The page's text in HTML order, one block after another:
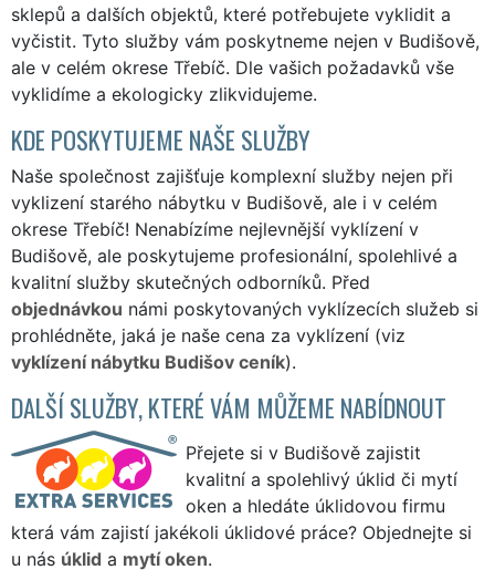
sklepů a dalších objektů, které potřebujete vyklidit a
vyčistit. Tyto služby vám poskytneme nejen v Budišově,
ale v celém okrese Třebíč. Dle vašich požadavků vše
vyklidíme a ekologicky zlikvidujeme.
KDE POSKYTUJEME NAŠE SLUŽBY
Naše společnost zajišťuje komplexní služby nejen při
vyklizení starého nábytku v Budišově, ale i v celém
okrese Třebíč! Nenabízíme nejlevnější vyklízení v
Budišově, ale poskytujeme profesionální, spolehlivé a
kvalitní služby skutečných odborníků. Před
objednávkou námi poskytovaných vyklízecích služeb si
prohlédněte, jaká je naše cena za vyklízení (viz
vyklízení nábytku Budišov ceník).
DALŠÍ SLUŽBY, KTERÉ VÁM MŮŽEME NABÍDNOUT
Přejete si v Budišově zajistit
kvalitní a spolehlivý úklid či mytí
oken a hledáte úklidovou firmu
která vám zajistí jakékoli úklidové práce? Objednejte si
u nás úklid a mytí oken.